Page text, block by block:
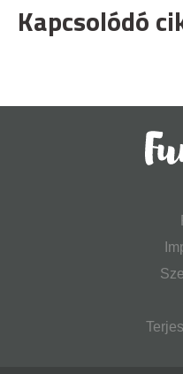
Kapcsolódó